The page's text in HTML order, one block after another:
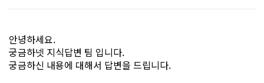
안녕하세요.
궁금하넷 지식답변 팀 입니다.
궁금하신 내용에 대해서 답변을 드립니다.